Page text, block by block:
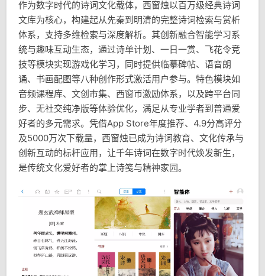
作为数字时代的诗词文化载体，西窗烛以百万级经典诗词
文库为核心，构建起从先秦到明清的完整诗词检索与赏析
体系，支持多维检索与深度解析。其创新融合智能学习系
统与趣味互动生态，通过诗单计划、一日一赏、飞花令竞
技等模块实现游戏化学习，同时提供临摹碑帖、语音朗
诵、书画配图等八种创作形式激活用户参与。特色模块如
音频课程库、文创市集、西窗币激励体系，以及跨平台同
步、无社交纯净版等体验优化，满足从专业学者到普通爱
好者的多元需求。凭借App Store年度推荐、4.9分高评分
及5000万次下载量，西窗烛已成为诗词教育、文化传承与
创新互动的标杆应用，让千年诗词在数字时代焕发新生，
是传统文化爱好者的掌上诗笺与精神家园。